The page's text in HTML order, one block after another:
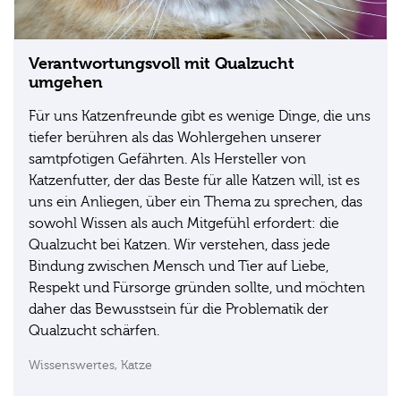
Verantwortungsvoll mit Qualzucht
umgehen
Für uns Katzenfreunde gibt es wenige Dinge, die uns
tiefer berühren als das Wohlergehen unserer
samtpfotigen Gefährten. Als Hersteller von
Katzenfutter, der das Beste für alle Katzen will, ist es
uns ein Anliegen, über ein Thema zu sprechen, das
sowohl Wissen als auch Mitgefühl erfordert: die
Qualzucht bei Katzen. Wir verstehen, dass jede
Bindung zwischen Mensch und Tier auf Liebe,
Respekt und Fürsorge gründen sollte, und möchten
daher das Bewusstsein für die Problematik der
Qualzucht schärfen.
Wissenswertes, Katze